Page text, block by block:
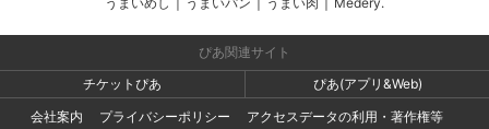
ぴあ関連サイト
チケットぴあ
ぴあ(アプリ&Web)
会社案内
プライバシーポリシー
アクセスデータの利用・著作権等